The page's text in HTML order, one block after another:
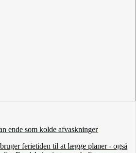
ende som kolde afvaskninger
ferietiden til at lægge planer - også